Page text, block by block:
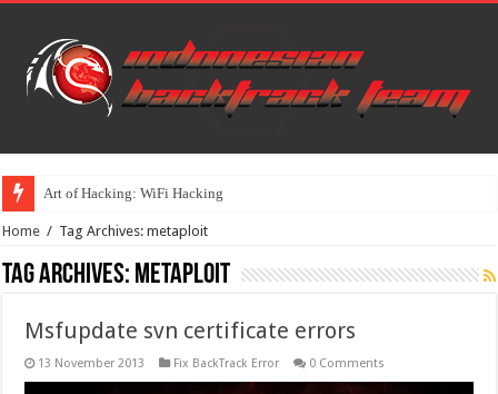
Art of Hacking: WiFi Hacking
Home / Tag Archives: metaploit
Tag Archives: metaploit
Msfupdate svn certificate errors
13 November 2013 Fix BackTrack Error 0 Comments